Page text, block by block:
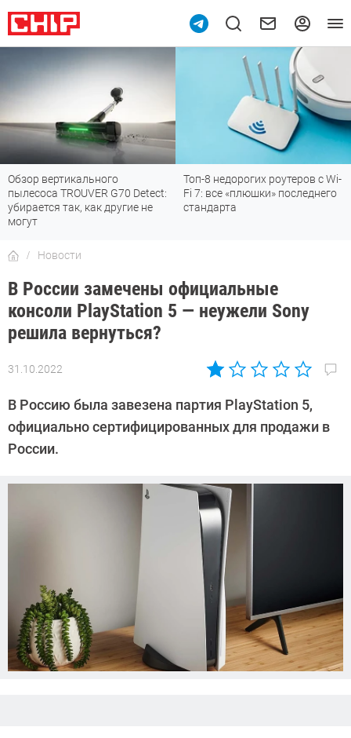
Обзор вертикального
пылесоса TROUVER G70 Detect:
убирается так, как другие не
могут
Топ-8 недорогих роутеров с Wi-
Fi 7: все «плюшки» последнего
стандарта
Новости
В России замечены официальные
консоли PlayStation 5 — неужели Sony
решила вернуться?
31.10.2022
Автор:
Калашников
В Россию была завезена партия PlayStation 5,
официально сертифицированных для продажи в
России.